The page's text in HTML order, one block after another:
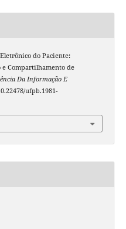
do Paciente:
e Compartilhamento de
Da Informação E
ufpb.1981-